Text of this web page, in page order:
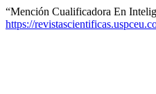
“Mención Cualificadora En
https://